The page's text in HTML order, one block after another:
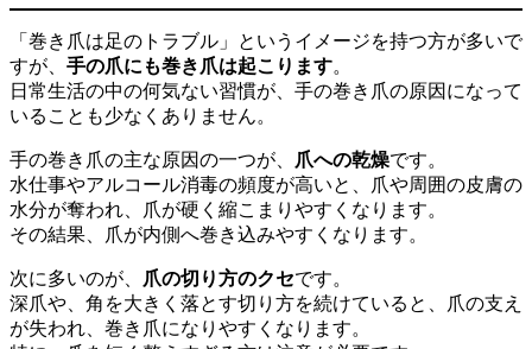
「巻き爪は足のトラブル」というイメージを持つ方が多いで
すが、 手の爪にも巻き爪は起こります。
日常生活の中の何気ない習慣が、手の巻き爪の原因になって
いることも少なくありません。
手の巻き爪の主な原因の一つが、 爪への乾燥です。
水仕事やアルコール消毒の頻度が高いと、爪や周囲の皮膚の
水分が奪われ、爪が硬く縮こまりやすくなります。
その結果、爪が内側へ巻き込みやすくなります。
次に多いのが、 爪の切り方のクセです。
深爪や、角を大きく落とす切り方を続けていると、爪の支え
が失われ、巻き爪になりやすくなります。